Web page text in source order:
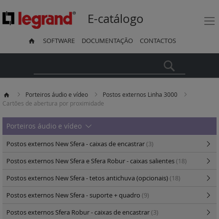
E-catálogo
SOFTWARE DOCUMENTAÇÃO CONTACTOS
Porteiros áudio e vídeo
Postos externos Linha 3000
Cartões de abertura por proximidade
Porteiros áudio e vídeo
Postos externos New Sfera - caixas de encastrar(3)
Postos externos New Sfera e Sfera Robur - caixas salientes(18)
Postos externos New Sfera - tetos antichuva (opcionais)(18)
Postos externos New Sfera - suporte + quadro (9)
Postos externos Sfera Robur - caixas de encastrar(3)